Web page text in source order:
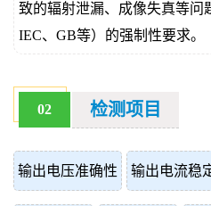
致的辐射泄漏、成像失真等问
IEC、GB等）的强制性要求。
02 检测项目
输出电压准确性 输出电流稳
询